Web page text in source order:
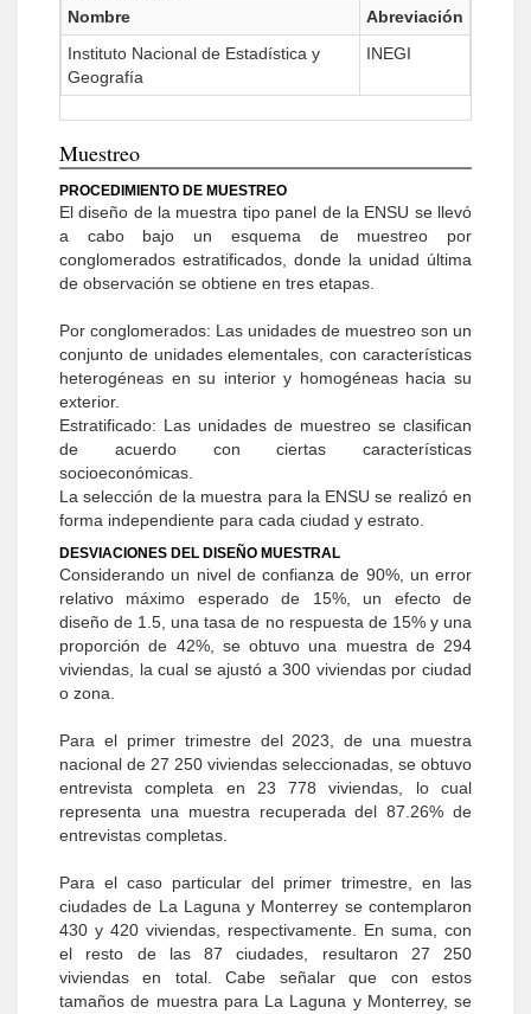
Nombre
Abreviación
Instituto Nacional de Estadística y
Geografía
INEGI
Muestreo
PROCEDIMIENTO DE MUESTREO
El diseño de la muestra tipo panel de la ENSU se llevó
a cabo bajo un esquema de muestreo por
conglomerados estratificados, donde la unidad última
de observación se obtiene en tres etapas.
Por conglomerados: Las unidades de muestreo son un
conjunto de unidades elementales, con características
heterogéneas en su interior y homogéneas hacia su
exterior.
Estratificado: Las unidades de muestreo se clasifican
de acuerdo con ciertas características
socioeconómicas.
La selección de la muestra para la ENSU se realizó en
forma independiente para cada ciudad y estrato.
DESVIACIONES DEL DISEÑO MUESTRAL
Considerando un nivel de confianza de 90%, un error
relativo máximo esperado de 15%, un efecto de
diseño de 1.5, una tasa de no respuesta de 15% y una
proporción de 42%, se obtuvo una muestra de 294
viviendas, la cual se ajustó a 300 viviendas por ciudad
o zona.
Para el primer trimestre del 2023, de una muestra
nacional de 27 250 viviendas seleccionadas, se obtuvo
entrevista completa en 23 778 viviendas, lo cual
representa una muestra recuperada del 87.26% de
entrevistas completas.
Para el caso particular del primer trimestre, en las
ciudades de La Laguna y Monterrey se contemplaron
430 y 420 viviendas, respectivamente. En suma, con
el resto de las 87 ciudades, resultaron 27 250
viviendas en total. Cabe señalar que con estos
tamaños de muestra para La Laguna y Monterrey, se